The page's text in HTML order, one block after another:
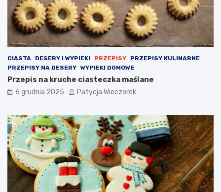
CIASTA DESERY I WYPIEKI PRZEPISY
PRZEPISY KULINARNE
PRZEPISY NA DESERY WYPIEKI DOMOWE
Przepis na kruche ciasteczka maślane
6 grudnia 2025 Patycja Wieczorek